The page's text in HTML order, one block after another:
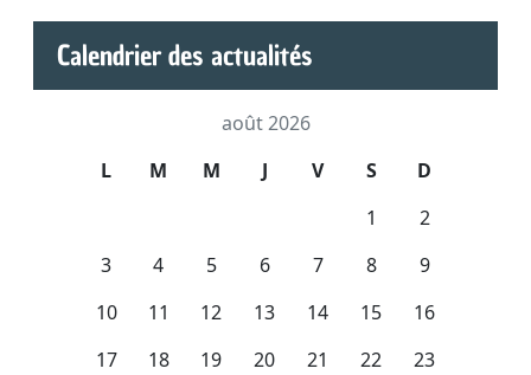
Calendrier des actualités
août 2026
L
M M J V S
D
1
2
3
4 5 6 7 8
9
10
11 12 13 14 15
16
17
18 19 20 21 22
23